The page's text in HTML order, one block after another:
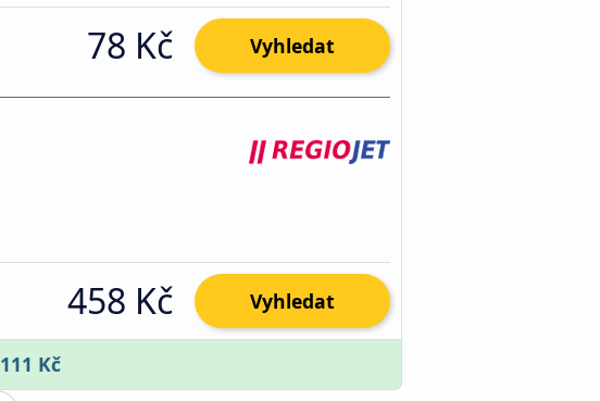
78 Kč Vyhledat
458 Kč Vyhledat
111 Kč